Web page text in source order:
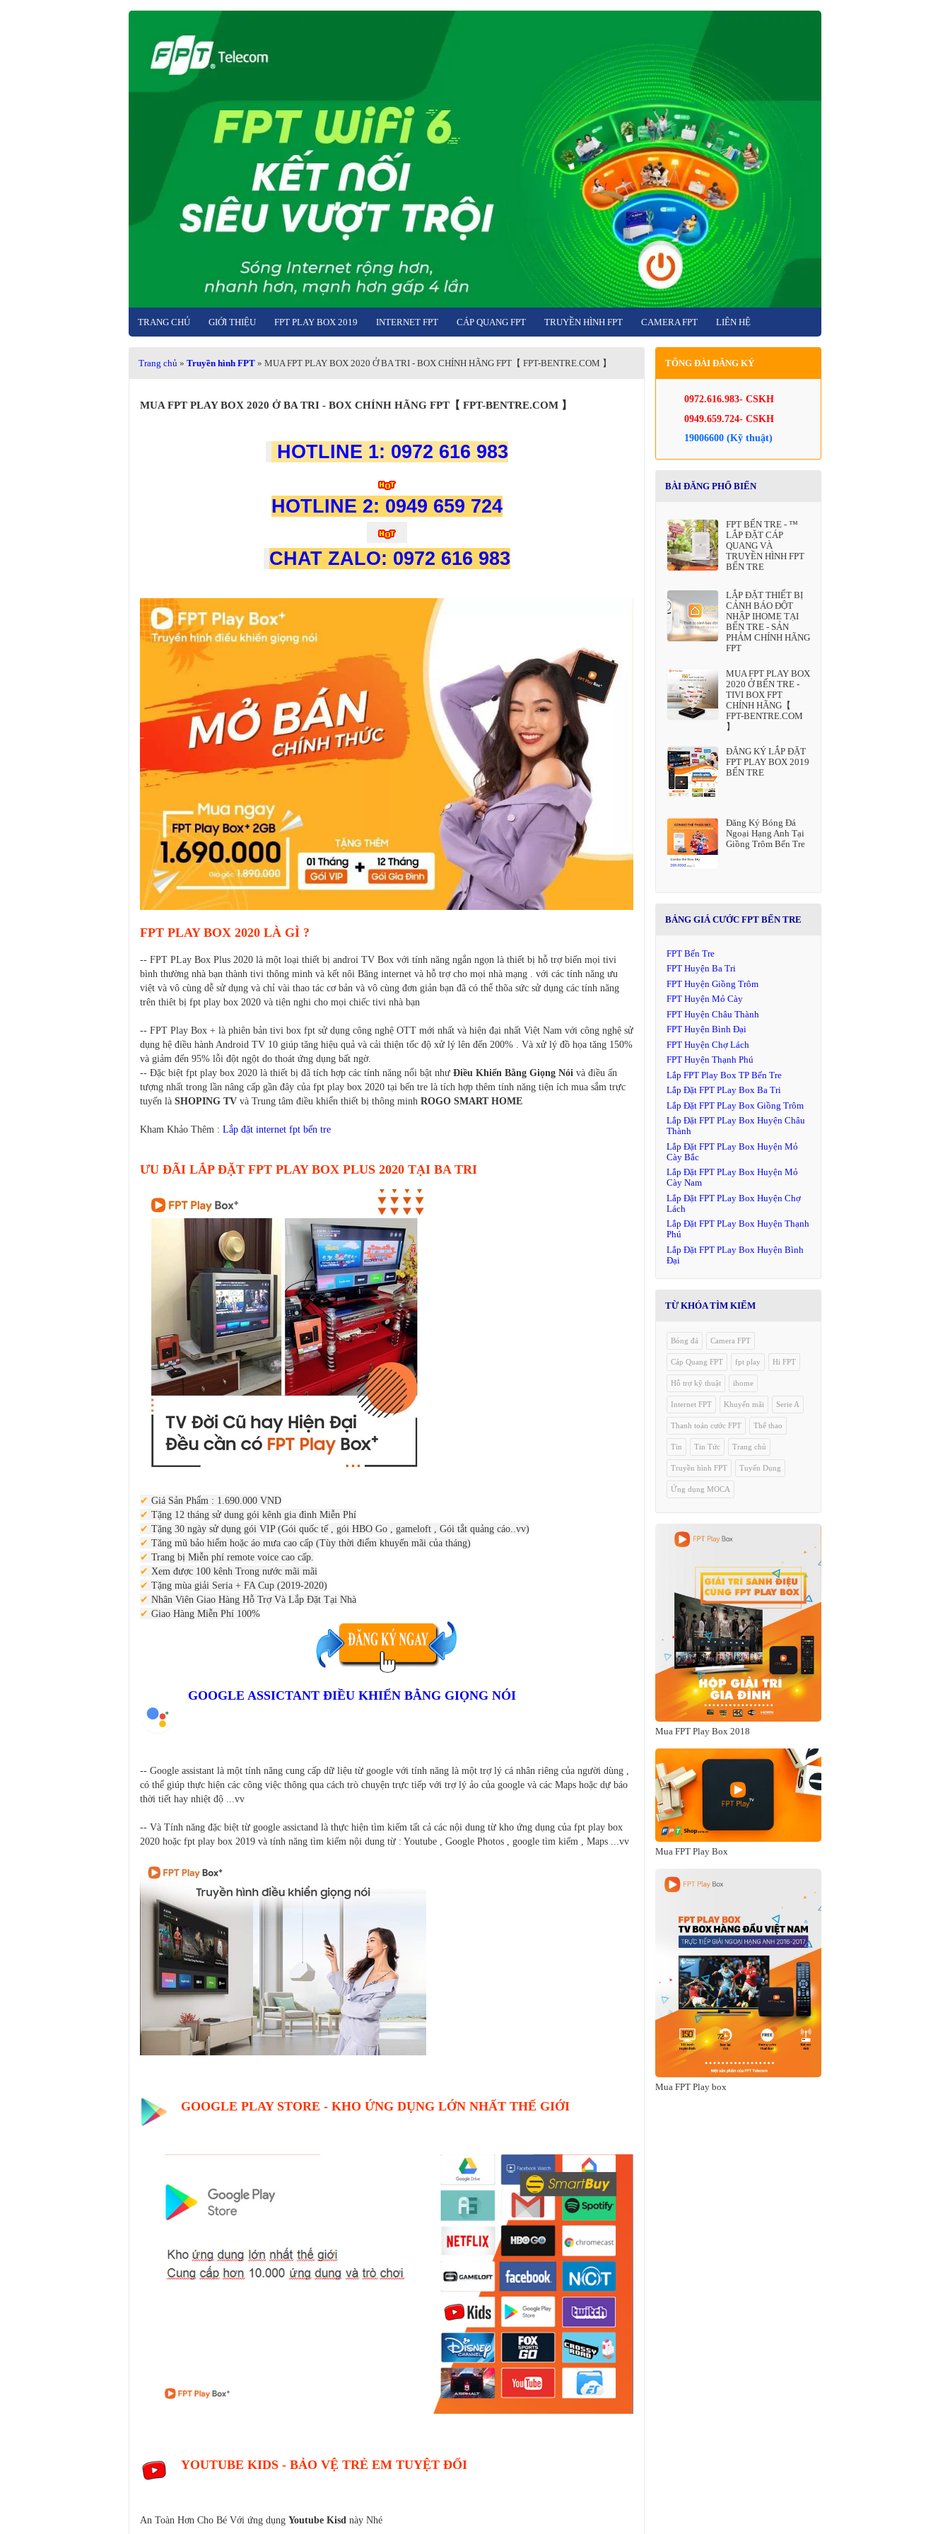
TRANG CHỦ GIỚI THIỆU FPT PLAY BOX 2019 INTERNET FPT CÁP QUANG FPT TRUYỀN HÌNH FPT CAMERA FPT LIÊN HỆ
Trang chủ » Truyền hình FPT » MUA FPT PLAY BOX 2020 Ở BA TRI - BOX CHÍNH HÃNG FPT【 FPT-BENTRE.COM 】
MUA FPT PLAY BOX 2020 Ở BA TRI - BOX CHÍNH HÃNG FPT【 FPT-BENTRE.COM 】
HOTLINE 1: 0972 616 983
HOTLINE 2: 0949 659 724
CHAT ZALO: 0972 616 983
FPT PLAY BOX 2020 LÀ GÌ ?
-- FPT PLay Box Plus 2020 là một loại thiết bị androi TV Box với tính năng ngắn ngọn là thiết bị hỗ trợ biến mọi tivi
bình thường nhà bạn thành tivi thông minh và kết nôi Băng internet và hỗ trợ cho mọi nhà mạng . với các tính năng ưu
việt và vô cùng dễ sử dụng và chỉ vài thao tác cơ bản và vô cùng đơn giản bạn đã có thể thõa sức sử dụng các tính năng
trên thiêt bị fpt play box 2020 và tiện nghi cho mọi chiếc tivi nhà bạn
-- FPT Play Box + là phiên bản tivi box fpt sử dụng công nghệ OTT mới nhất và hiện đại nhất Việt Nam với công nghệ sử
dụng hệ điều hành Android TV 10 giúp tăng hiệu quả và cải thiện tốc độ xử lý lên đến 200% . Và xử lý đồ họa tăng 150%
và giảm đến 95% lỗi đột ngột do thoát ứng dụng bất ngờ.
-- Đặc biệt fpt play box 2020 là thiết bị đã tích hợp các tính năng nổi bật như Điều Khiển Bằng Giọng Nói và điều ấn
tượng nhất trong lần nâng cấp gần đây của fpt play box 2020 tại bến tre là tích hợp thêm tính năng tiện ích mua sắm trực
tuyến là SHOPING TV và Trung tâm điều khiển thiết bị thông minh ROGO SMART HOME
Kham Khảo Thêm : Lắp đặt internet fpt bến tre
ƯU ĐÃI LẮP ĐẶT FPT PLAY BOX PLUS 2020 TẠI BA TRI
✔ Giá Sản Phẩm : 1.690.000 VND
✔ Tặng 12 tháng sử dung gói kênh gia đình Miễn Phí
✔ Tặng 30 ngày sử dụng gói VIP (Gói quốc tế , gói HBO Go , gameloft , Gói tắt quảng cáo..vv)
✔ Tăng mũ bảo hiểm hoặc áo mưa cao cấp (Tùy thời điểm khuyến mãi của tháng)
✔ Trang bị Miễn phí remote voice cao cấp.
✔ Xem được 100 kênh Trong nước mãi mãi
✔ Tặng mùa giải Seria + FA Cup (2019-2020)
✔ Nhân Viên Giao Hàng Hỗ Trợ Và Lắp Đặt Tại Nhà
✔ Giao Hàng Miễn Phí 100%
GOOGLE ASSICTANT ĐIỀU KHIỂN BẰNG GIỌNG NÓI
-- Google assistant là một tính năng cung cấp dữ liệu từ google với tính năng là một trợ lý cá nhân riêng của người dùng ,
có thể giúp thực hiện các công việc thông qua cách trò chuyện trực tiếp với trợ lý ảo của google và các Maps hoặc dự báo
thời tiết hay nhiệt độ ...vv
-- Và Tính năng đặc biệt từ google assictand là thực hiện tìm kiếm tất cả các nội dung từ kho ứng dụng của fpt play box
2020 hoặc fpt play box 2019 và tính năng tìm kiếm nội dung từ : Youtube , Google Photos , google tìm kiếm , Maps ...vv
GOOGLE PLAY STORE - KHO ỨNG DỤNG LỚN NHẤT THẾ GIỚI
YOUTUBE KIDS - BẢO VỆ TRẺ EM TUYỆT ĐỐI
An Toàn Hơn Cho Bé Với ứng dụng Youtube Kisd này Nhé
TỔNG ĐÀI ĐĂNG KÝ
0972.616.983- CSKH
0949.659.724- CSKH
19006600 (Kỹ thuật)
BÀI ĐĂNG PHỔ BIẾN
FPT BẾN TRE - ™
LẮP ĐẶT CÁP
QUANG VÀ
TRUYỀN HÌNH FPT
BẾN TRE
LẮP ĐẶT THIẾT BỊ
CẢNH BÁO ĐỘT
NHẬP IHOME TẠI
BẾN TRE - SẢN
PHẢM CHÍNH HÃNG
FPT
MUA FPT PLAY BOX
2020 Ở BẾN TRE -
TIVI BOX FPT
CHÍNH HÃNG【
FPT-BENTRE.COM
】
ĐĂNG KÝ LẮP ĐẶT
FPT PLAY BOX 2019
BẾN TRE
Đăng Ký Bóng Đá
Ngoại Hạng Anh Tại
Giồng Trôm Bến Tre
BẢNG GIÁ CƯỚC FPT BẾN TRE
FPT Bến Tre
FPT Huyện Ba Tri
FPT Huyện Giồng Trôm
FPT Huyện Mỏ Cày
FPT Huyện Châu Thành
FPT Huyện Bình Đại
FPT Huyện Chợ Lách
FPT Huyện Thạnh Phú
Lắp FPT Play Box TP Bến Tre
Lắp Đặt FPT PLay Box Ba Tri
Lắp Đặt FPT PLay Box Giồng Trôm
Lắp Đặt FPT PLay Box Huyện Châu
Thành
Lắp Đặt FPT PLay Box Huyện Mỏ
Cày Bắc
Lắp Đặt FPT PLay Box Huyện Mỏ
Cày Nam
Lắp Đặt FPT PLay Box Huyện Chợ
Lách
Lắp Đặt FPT PLay Box Huyện Thạnh
Phú
Lắp Đặt FPT PLay Box Huyện Bình
Đại
TỪ KHÓA TÌM KIẾM
Bóng đá Camera FPT
Cáp Quang FPT fpt play Hi FPT
Hỗ trợ kỹ thuật ihome
Internet FPT Khuyến mãi Serie A
Thanh toán cước FPT Thể thao
Tin Tin Tức Trang chủ
Truyền hình FPT Tuyển Dụng
Ứng dụng MOCA
Mua FPT Play Box 2018
Mua FPT Play Box
Mua FPT Play box